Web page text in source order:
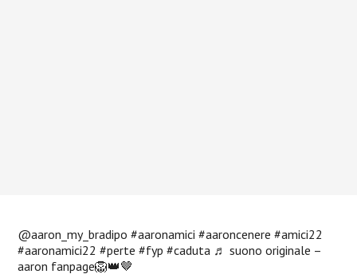
@aaron_my_bradipo #aaronamici #aaroncenere #amici22
#aaronamici22 #perte #fyp #caduta ♬ suono originale –
aaron fanpage🦁👑🤎